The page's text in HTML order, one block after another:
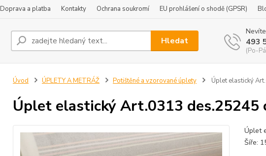
Doprava a platba Kontakty Ochrana soukromí EU prohlášení o shodě (GPSR)
Hledat 493
(Po-
Úvod ÚPLETY A METRÁŽ Potištěné a vzorované úplety Úplet elastický
Úplet elastický Art.0313 des.25245
Úplet
Šíře: